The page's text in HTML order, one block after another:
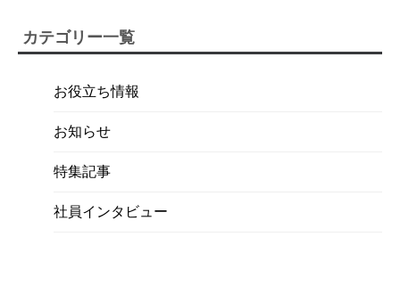
カテゴリー一覧
お役立ち情報
お知らせ
特集記事
社員インタビュー